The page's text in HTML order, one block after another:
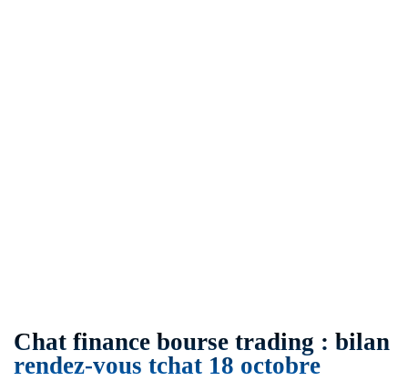
Chat finance bourse trading : bilan
rendez-vous tchat 18 octobre